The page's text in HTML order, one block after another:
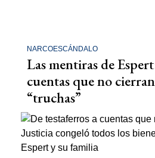
NARCOESCÁNDALO
Las mentiras de
cuentas que no
“truchas”